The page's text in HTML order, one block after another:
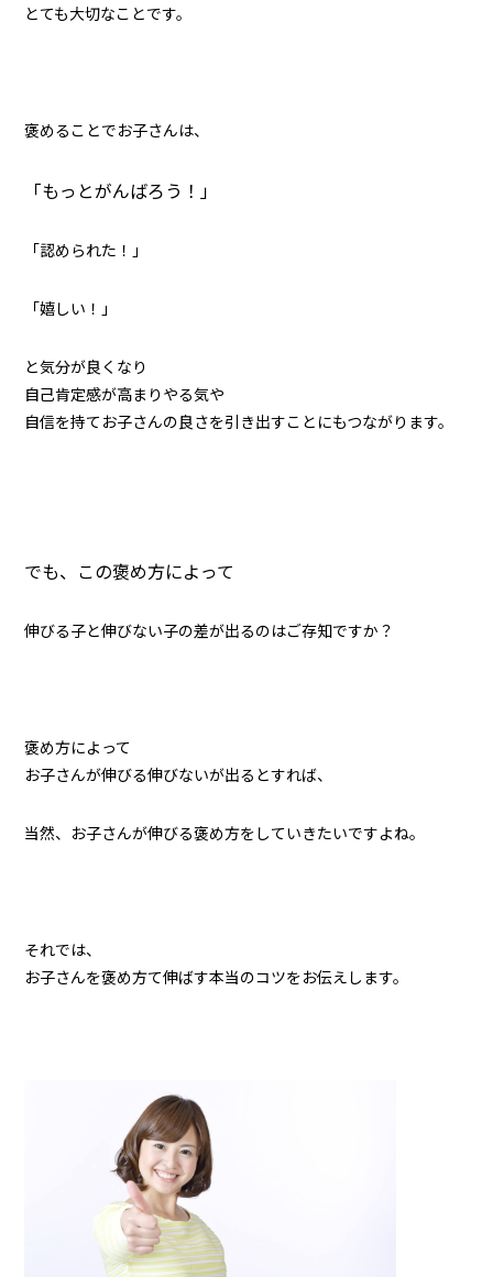
とても大切なことです。
褒めることでお子さんは、
「もっとがんばろう！」
「認められた！」
「嬉しい！」
と気分が良くなり
自己肯定感が高まりやる気や
自信を持てお子さんの良さを引き出すことにもつながります。
でも、この褒め方によって
伸びる子と伸びない子の差が出るのはご存知ですか？
褒め方によって
お子さんが伸びる伸びないが出るとすれば、
当然、お子さんが伸びる褒め方をしていきたいですよね。
それでは、
お子さんを褒め方て伸ばす本当のコツをお伝えします。